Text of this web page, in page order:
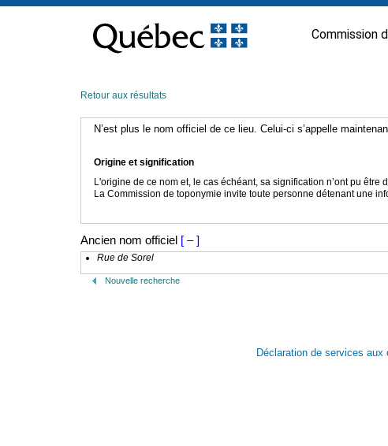
contenu
Commission
Retour aux résultats
N’est plus le nom officiel de ce lieu. Celui-ci s’appelle
Origine et signification
L'origine de ce nom et, le cas échéant, sa signification n’ont pu être
La Commission de toponymie invite toute personne détenant une
Ancien nom officiel [ – ]
Rue de Sorel
Nouvelle recherche
Déclaration de services aux